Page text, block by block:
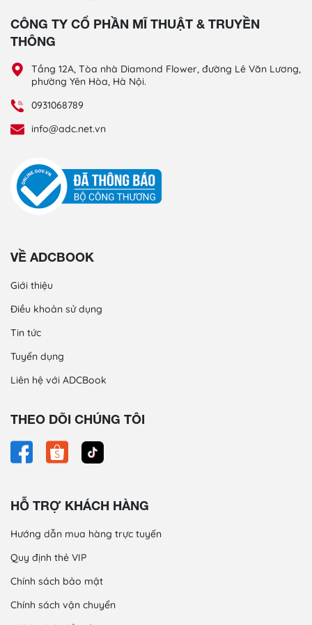
CÔNG TY CỔ PHẦN MĨ THUẬT & TRUYỀN
THÔNG
Tầng 12A, Tòa nhà Diamond Flower, đường Lê Văn Lương,
phường Yên Hòa, Hà Nội.
0931068789
info@adc.net.vn
VỀ ADCBOOK
Giới thiệu
Điều khoản sử dụng
Tin tức
Tuyển dụng
Liên hệ với ADCBook
THEO DÕI CHÚNG TÔI
HỖ TRỢ KHÁCH HÀNG
Hướng dẫn mua hàng trực tuyến
Quy định thẻ VIP
Chính sách bảo mật
Chính sách vận chuyển